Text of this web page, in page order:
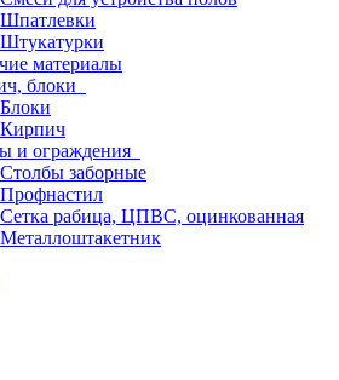
Шпатлевки
Штукатурки
материалы
блоки
Блоки
Кирпич
и ограждения
Столбы заборные
Профнастил
Сетка рабица, ЦПВС, оцинкованная
Металлоштакетник